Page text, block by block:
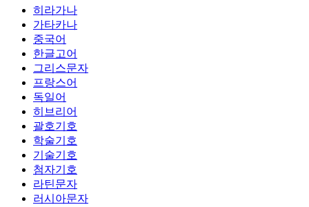
히라가나
가타카나
중국어
한글고어
그리스문자
프랑스어
독일어
히브리어
괄호기호
학술기호
기술기호
첨자기호
라틴문자
러시아문자